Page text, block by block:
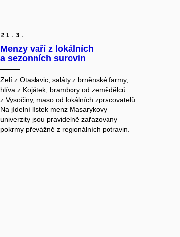
21. 3.
Menzy vaří z lokálních
a sezonních surovin
Zelí z Otaslavic, saláty z brněnské farmy,
hlíva z Kojátek, brambory od zemědělců
z Vysočiny, maso od lokálních zpracovatelů.
Na jídelní lístek menz Masarykovy
univerzity jsou pravidelně zařazovány
pokrmy převážně z regionálních potravin.